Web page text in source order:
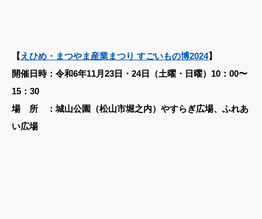
【えひめ・まつやま産業まつり すごいもの博2024】
開催日時：令和6年11月23日・24日（土曜・日曜）10：00〜
15：30
場 所 ：城山公園（松山市堀之内）やすらぎ広場、ふれあ
い広場